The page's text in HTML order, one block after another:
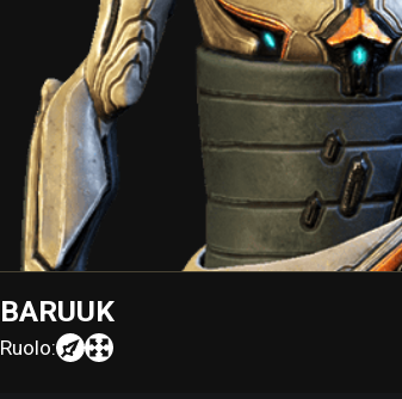
BARUUK
Ruolo: